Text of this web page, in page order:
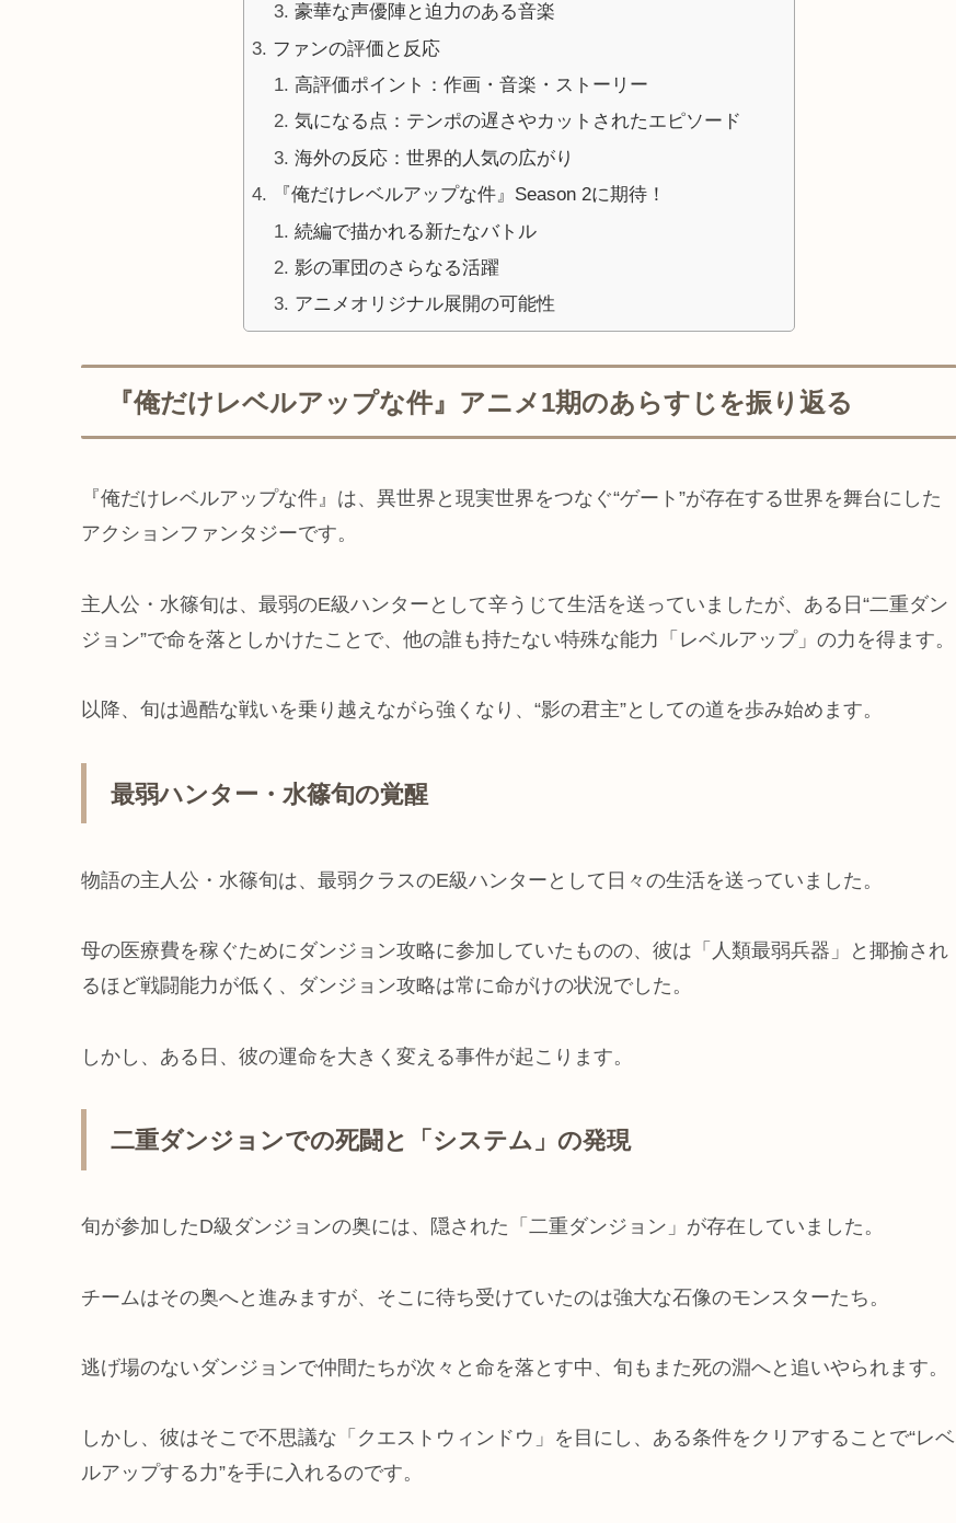
豪華な声優陣と迫力のある音楽
ファンの評価と反応
高評価ポイント：作画・音楽・ストーリー
気になる点：テンポの遅さやカットされたエピソード
海外の反応：世界的人気の広がり
『俺だけレベルアップな件』Season 2に期待！
続編で描かれる新たなバトル
影の軍団のさらなる活躍
アニメオリジナル展開の可能性
『俺だけレベルアップな件』アニメ1期のあらすじを振り返る
『俺だけレベルアップな件』は、異世界と現実世界をつなぐ“ゲート”が存在する世界を舞台にした
アクションファンタジーです。
主人公・水篠旬は、最弱のE級ハンターとして辛うじて生活を送っていましたが、ある日“二重ダン
ジョン”で命を落としかけたことで、他の誰も持たない特殊な能力「レベルアップ」の力を得ます。
以降、旬は過酷な戦いを乗り越えながら強くなり、“影の君主”としての道を歩み始めます。
最弱ハンター・水篠旬の覚醒
物語の主人公・水篠旬は、最弱クラスのE級ハンターとして日々の生活を送っていました。
母の医療費を稼ぐためにダンジョン攻略に参加していたものの、彼は「人類最弱兵器」と揶揄され
るほど戦闘能力が低く、ダンジョン攻略は常に命がけの状況でした。
しかし、ある日、彼の運命を大きく変える事件が起こります。
二重ダンジョンでの死闘と「システム」の発現
旬が参加したD級ダンジョンの奥には、隠された「二重ダンジョン」が存在していました。
チームはその奥へと進みますが、そこに待ち受けていたのは強大な石像のモンスターたち。
逃げ場のないダンジョンで仲間たちが次々と命を落とす中、旬もまた死の淵へと追いやられます。
しかし、彼はそこで不思議な「クエストウィンドウ」を目にし、ある条件をクリアすることで“レベ
ルアップする力”を手に入れるのです。